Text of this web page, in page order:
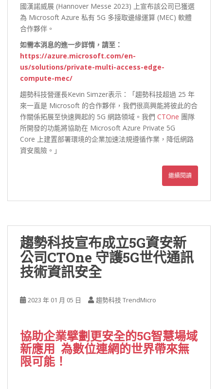
國漢諾威展 (Hannover Messe 2023) 上宣布該公司已獲選
為 Microsoft Azure 私有 5G 多接取邊緣運算 (MEC) 軟體
合作夥伴。
如需本消息的進一步詳情，請至：
https://azure.microsoft.com/en-
us/solutions/private-multi-access-edge-
compute-mec/
趨勢科技營運長Kevin Simzer表示：「趨勢科技超過 25 年
來一直是 Microsoft 的合作夥伴，我們很高興能將彼此的合
作關係拓展至快速興起的 5G 網路領域。我們 CTOne 團隊
所開發的功能將協助在 Microsoft Azure Private 5G
Core 上建置部署環境的企業加速法規遵循作業，降低網路
資安風險。」
繼續閱讀
趨勢科技宣布成立5G資安新
公司CTOne 守護5G世代通訊
技術資訊安全
2023 年 01 月 05 日 趨勢科技 TrendMicro
協助企業擘劃更安全的5G智慧場域
新應用 為數位連網的世界帶來無
限可能！